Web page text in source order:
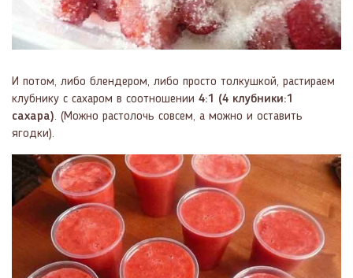
И потом, либо блендером, либо просто толкушкой, растираем
клубнику с сахаром в соотношении 4:1 (4 клубники:1
сахара). (Можно растолочь совсем, а можно и оставить
ягодки).